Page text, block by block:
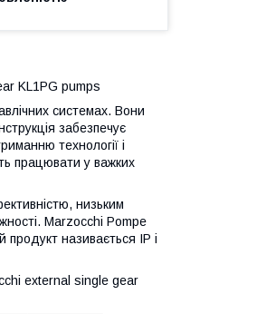
KL1PG pumps
системах. Вони
забезпечує
технології і
працювати у важких
низьким
Marzocchi Pompe
продукт називається IP і
external single gear